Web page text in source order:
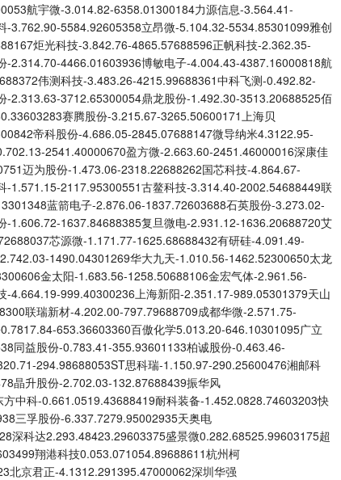
航宇微-3.014.82-6358.01300184力源信息-3.564.41-
3.762.90-5584.92605358立昂微-5.104.32-5534.85301099雅创
炬光科技-3.842.76-4865.57688596正帆科技-2.362.35-
2.314.70-4466.01603936博敏电子-4.004.43-4387.16000818航
伟测科技-3.483.26-4215.99688361中科飞测-0.492.82-
2.313.63-3712.65300054鼎龙股份-1.492.30-3513.20688525佰
赛腾股份-3.215.67-3265.50600171上海贝
帝科股份-4.686.05-2845.07688147微导纳米4.3122.95-
2541.40000670盈方微-2.663.60-2451.46000016深康佳
迈为股份-1.473.06-2318.22688262国芯科技-4.864.67-
1.571.15-2117.95300551古鳌科技-3.314.40-2002.54688449联
蓝箭电子-2.876.06-1837.72603688石英股份-3.273.02-
1.606.72-1637.84688385复旦微电-2.931.12-1636.20688720艾
芯源微-1.171.77-1625.68688432有研硅-4.091.49-
1490.04301269华大九天-1.010.56-1462.52300650太龙
金太阳-1.683.56-1258.50688106金宏气体-2.961.56-
4.664.19-999.40300236上海新阳-2.351.17-989.05301379天山
联瑞新材-4.202.00-797.79688709成都华微-2.571.75-
653.36603360百傲化学5.013.20-646.10301095广立
同益股份-0.783.41-355.93601133柏诚股份-0.463.46-
294.98688053ST思科瑞-1.150.97-290.25600476湘邮科
晶升股份-2.702.03-132.87688439振华风
中科-0.661.0519.43688419耐科装备-1.452.0828.74603203快
三孚股份-6.337.7279.95002935天奥电
深科达2.293.48423.29603375盛景微0.282.68525.99603175超
翔港科技0.053.071054.89688611杭州柯
北京君正-4.1312.291395.47000062深圳华强